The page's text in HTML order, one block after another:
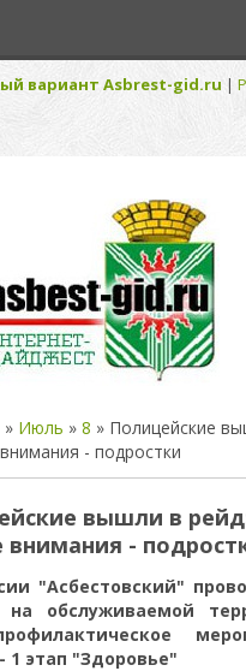
вариант Asbrest-gid.ru |
» Июль » 8 » Полицейские
- подростки
вышли в
внимания -
"Асбестовский"
обслуживаемой
1 этап "Здоровье"